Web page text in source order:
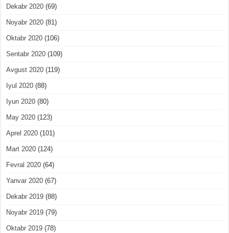
Dekabr 2020 (69)
Noyabr 2020 (81)
Oktabr 2020 (106)
Sentabr 2020 (109)
Avgust 2020 (119)
Iyul 2020 (88)
Iyun 2020 (80)
May 2020 (123)
Aprel 2020 (101)
Mart 2020 (124)
Fevral 2020 (64)
Yanvar 2020 (67)
Dekabr 2019 (88)
Noyabr 2019 (79)
Oktabr 2019 (78)